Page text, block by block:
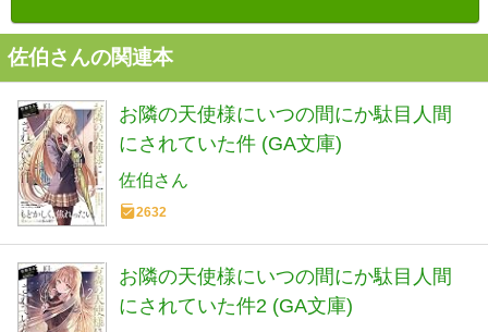
佐伯さんの関連本
お隣の天使様にいつの間にか駄目人間
にされていた件 (GA文庫)
佐伯さん
2632
お隣の天使様にいつの間にか駄目人間
にされていた件2 (GA文庫)